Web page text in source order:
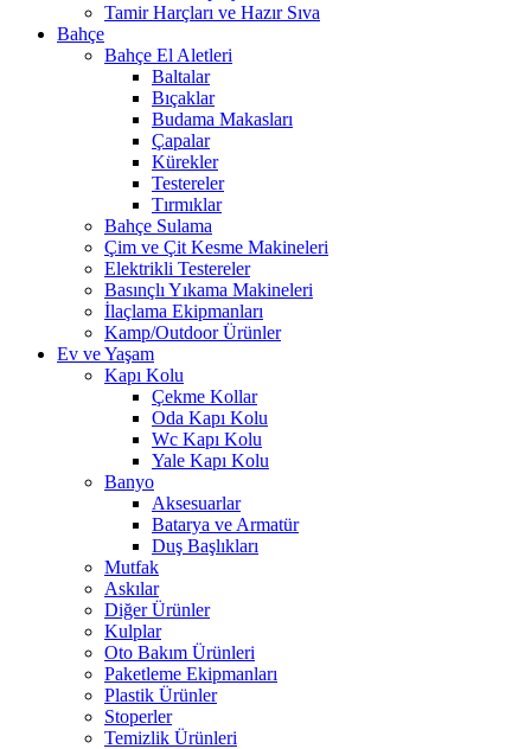
Tamir Harçları ve Hazır Sıva
Bahçe
Bahçe El Aletleri
Baltalar
Bıçaklar
Budama Makasları
Çapalar
Kürekler
Testereler
Tırmıklar
Bahçe Sulama
Çim ve Çit Kesme Makineleri
Elektrikli Testereler
Basınçlı Yıkama Makineleri
İlaçlama Ekipmanları
Kamp/Outdoor Ürünler
Ev ve Yaşam
Kapı Kolu
Çekme Kollar
Oda Kapı Kolu
Wc Kapı Kolu
Yale Kapı Kolu
Banyo
Aksesuarlar
Batarya ve Armatür
Duş Başlıkları
Mutfak
Askılar
Diğer Ürünler
Kulplar
Oto Bakım Ürünleri
Paketleme Ekipmanları
Plastik Ürünler
Stoperler
Temizlik Ürünleri